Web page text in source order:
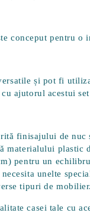
conceput pentru
și pot fi
ajutorul acestui
finisajului de nuc
materialului plastic
pentru un
unelte
tipuri de mobilier.
casei tale cu